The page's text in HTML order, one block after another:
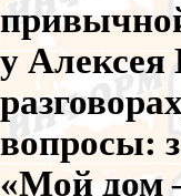
у
вопросы:
«Мой дом